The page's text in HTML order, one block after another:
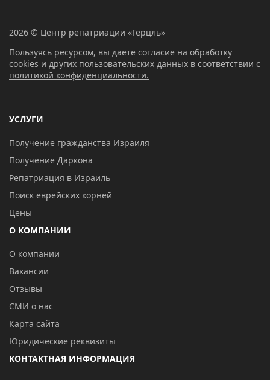
2026 © Центр репатриации «Герцль»
Пользуясь ресурсом, вы даете согласие на обработку
cookies и других пользовательских данных в соответствии с
политикой конфиденциальности.
УСЛУГИ
Получение гражданства Израиля
Получение Даркона
Репатриация в Израиль
Поиск еврейских корней
Цены
О КОМПАНИИ
О компании
Вакансии
Отзывы
СМИ о нас
Карта сайта
Юридические реквизиты
КОНТАКТНАЯ ИНФОРМАЦИЯ